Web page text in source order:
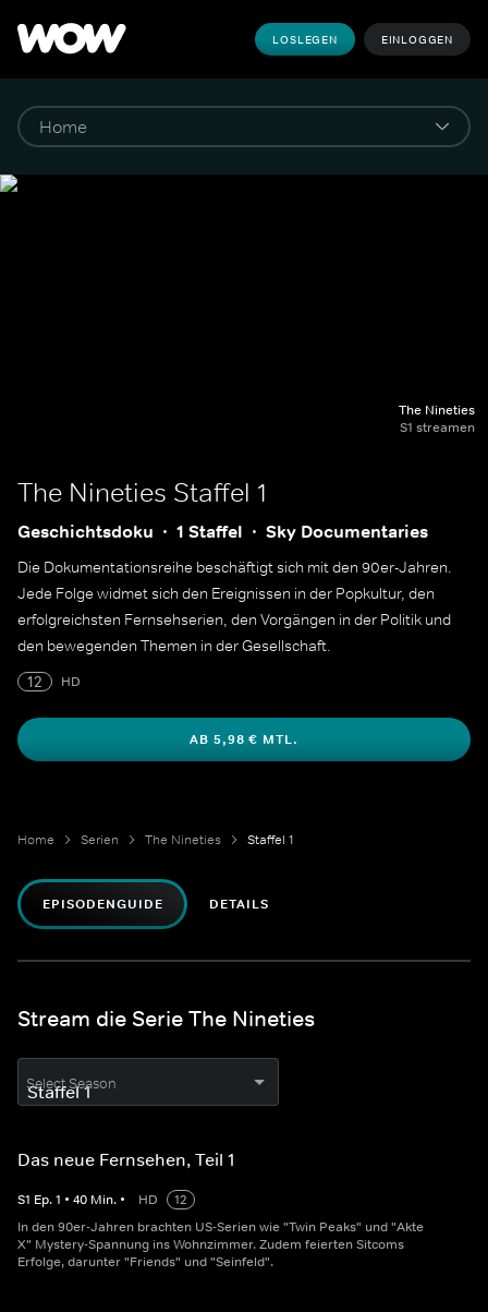
LOSLEGEN EINLOGGEN
The Nineties
S1 streamen
The Nineties Staffel 1
Geschichtsdoku 1 Staffel Sky Documentaries
Die Dokumentationsreihe beschäftigt sich mit den 90er-Jahren.
Jede Folge widmet sich den Ereignissen in der Popkultur, den
erfolgreichsten Fernsehserien, den Vorgängen in der Politik und
den bewegenden Themen in der Gesellschaft.
12
HD
AB 5,98 € MTL.
Home Serien The Nineties Staffel 1
EPISODENGUIDE DETAILS
Stream die Serie The Nineties
Select Season
Das neue Fernsehen, Teil 1
S1 Ep.1 • 40 Min. • HD
12
In den 90er-Jahren brachten US-Serien wie "Twin Peaks" und "Akte
X" Mystery-Spannung ins Wohnzimmer. Zudem feierten Sitcoms
Erfolge, darunter "Friends" und "Seinfeld".